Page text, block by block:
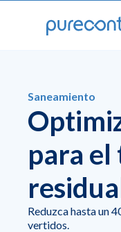
Saneamiento
para el
Reduzca hasta un
vertidos.